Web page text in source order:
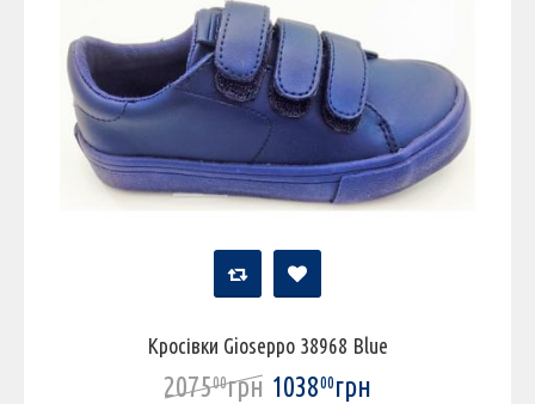
Кросівки Gioseppo 38968 Blue
207500грн 103800грн